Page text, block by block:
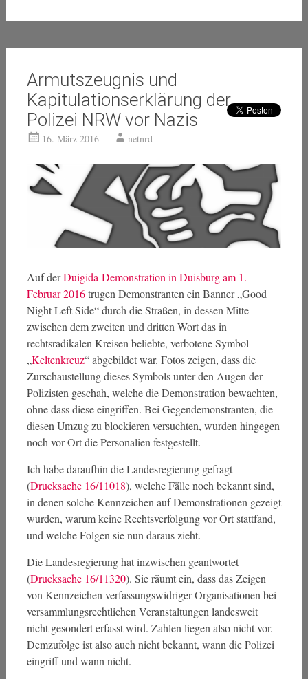
Armutszeugnis und
Kapitulationserklärung der
Polizei NRW vor Nazis
16. März 2016 netnrd
Auf derDuigida-Demonstration in Duisburg am 1.
Februar 2016trugen Demonstranten ein Banner „Good
Night Left Side“ durch die Straßen, in dessen Mitte
zwischen dem zweiten und dritten Wort das in
rechtsradikalen Kreisen beliebte, verbotene Symbol
„Keltenkreuz“ abgebildet war. Fotos zeigen, dass die
Zurschaustellung dieses Symbols unter den Augen der
Polizisten geschah, welche die Demonstration bewachten,
ohne dass diese eingriffen. Bei Gegendemonstranten, die
diesen Umzug zu blockieren versuchten, wurden hingegen
noch vor Ort die Personalien festgestellt.
Ich habe daraufhin die Landesregierung gefragt
(Drucksache 16/11018), welche Fälle noch bekannt sind,
in denen solche Kennzeichen auf Demonstrationen gezeigt
wurden, warum keine Rechtsverfolgung vor Ort stattfand,
und welche Folgen sie nun daraus zieht.
Die Landesregierung hat inzwischen geantwortet
(Drucksache 16/11320). Sie räumt ein, dass das Zeigen
von Kennzeichen verfassungswidriger Organisationen bei
versammlungsrechtlichen Veranstaltungen landesweit
nicht gesondert erfasst wird. Zahlen liegen also nicht vor.
Demzufolge ist also auch nicht bekannt, wann die Polizei
eingriff und wann nicht.